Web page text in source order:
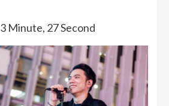
3 Minute, 27 Second